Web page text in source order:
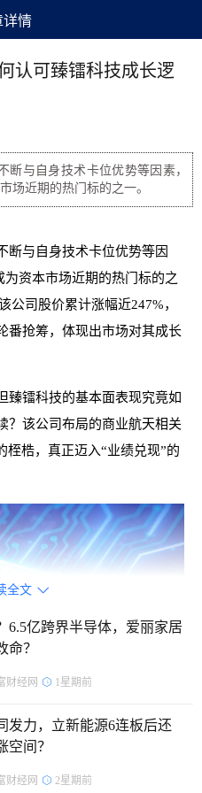
详情
认可臻镭科技成长逻
断与自身技术卡位优势等因素，
场近期的热门标的之一。
断与自身技术卡位优势等因
资本市场近期的热门标的之
公司股价累计涨幅近247%，
番抢筹，体现出市场对其成长
臻镭科技的基本面表现究竟如
？该公司布局的商业航天相关
桎梏，真正迈入“业绩兑现”的
全文 
6.5亿跨界半导体，爱丽家居
命？
财经网 1星期前
发力，立新能源6连板后还
空间？
财经网 2星期前